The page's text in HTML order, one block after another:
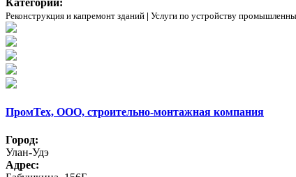
Категории:
Реконструкция и капремонт зданий | Услуги по устройству
ПромТех, ООО, строительно-монтажная компания
Город:
Улан-Удэ
Адрес: